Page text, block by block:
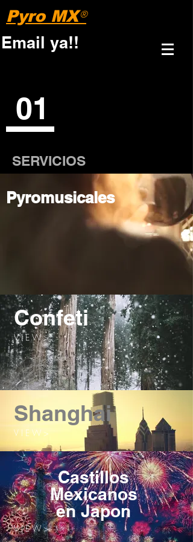
Email ya!!
Pyro MX®
Pyromusicales
Confeti
V I E W >
Shanghai
V I E W >
Castillos
Mexicanos
en Japon
V I E W >
01
SERVICIOS